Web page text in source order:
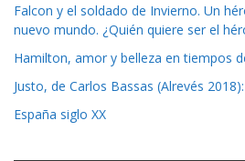
Falcon y el soldado de Invierno. Un
nuevo mundo. ¿Quién quiere ser el
Hamilton, amor y belleza en tiempos
Justo, de Carlos Bassas (Alrevés
España siglo XX